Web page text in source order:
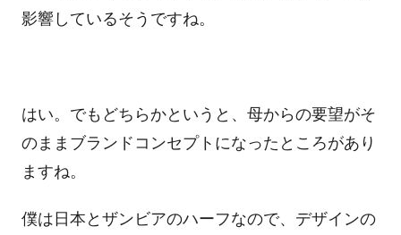
影響しているそうですね。
はい。でもどちらかというと、母からの要望がそ
のままブランドコンセプトになったところがあり
ますね。
僕は日本とザンビアのハーフなので、デザインの